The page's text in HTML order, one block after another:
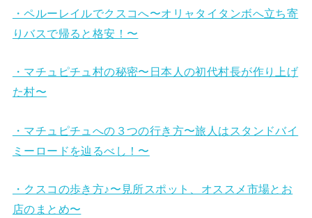
・ペルーレイルでクスコへ〜オリャタイタンボへ立ち寄
りバスで帰ると格安！〜
・マチュピチュ村の秘密〜日本人の初代村長が作り上げ
た村〜
・マチュピチュへの３つの行き方〜旅人はスタンドバイ
ミーロードを辿るべし！〜
・クスコの歩き方♪〜見所スポット、オススメ市場とお
店のまとめ〜